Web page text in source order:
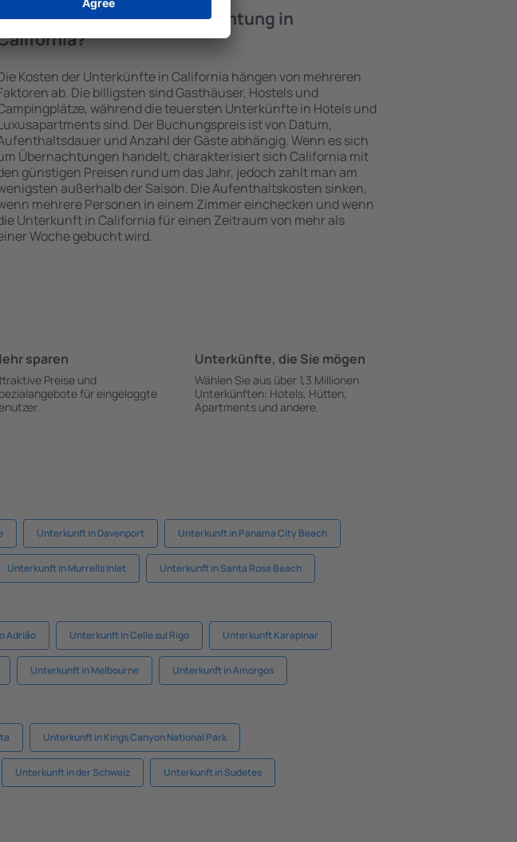
viel kostet eine Übernachtung in
Kosten der Unterkünfte in California hängen von mehreren
ab. Die billigsten sind Gasthäuser, Hostels und
während die teuersten Unterkünfte in Hotels und
sind. Der Buchungspreis ist von Datum,
und Anzahl der Gäste abhängig. Wenn es sich
Übernachtungen handelt, charakterisiert sich California mit
günstigen Preisen rund um das Jahr, jedoch zahlt man am
außerhalb der Saison. Die Aufenthaltskosten sinken,
mehrere Personen in einem Zimmer einchecken und wenn
Unterkunft in California für einen Zeitraum von mehr als
Woche gebucht wird.
sparen
Preise und
für eingeloggte
Unterkünfte, die Sie mögen
Wählen Sie aus über 1,3 Millionen
Unterkünften: Hotels, Hütten,
Apartments und andere.
Unterkunft in Davenport Unterkunft in Panama City Beach
Unterkunft in Murrells Inlet Unterkunft in Santa Rosa Beach
Adrião Unterkunft in Celle sul Rigo Unterkunft Karapinar
Unterkunft in Melbourne Unterkunft in Amorgos
Unterkunft in Kings Canyon National Park
Unterkunft in der Schweiz Unterkunft in Sudetes